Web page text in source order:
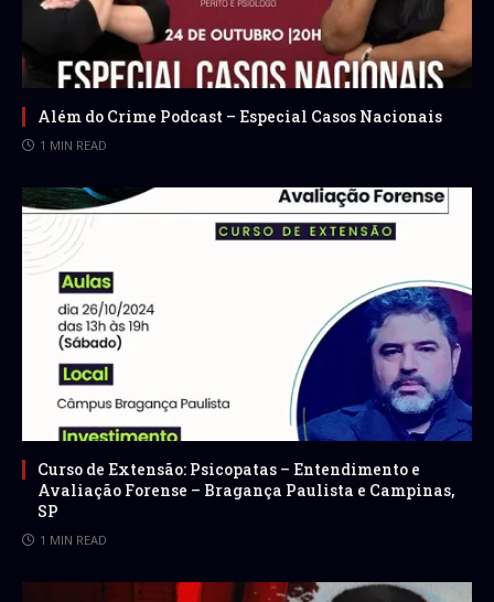
Além do Crime Podcast – Especial Casos Nacionais
1 MIN READ
Curso de Extensão: Psicopatas – Entendimento e
Avaliação Forense – Bragança Paulista e Campinas,
SP
1 MIN READ